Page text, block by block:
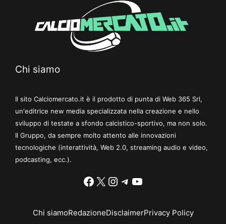
Chi siamo
Il sito Calciomercato.it è il prodotto di punta di Web 365 Srl,
un'editrice new media specializzata nella creazione e nello
sviluppo di testate a sfondo calcistico-sportivo, ma non solo.
Il Gruppo, da sempre molto attento alle innovazioni
tecnologiche (interattività, Web 2.0, streaming audio e video,
podcasting, ecc.).
Facebook
X Instagram
Telegram
YouTube
Chi siamoRedazioneDisclaimerPrivacy Policy